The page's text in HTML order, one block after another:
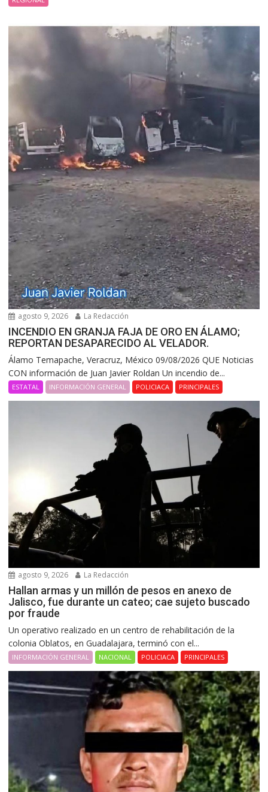
agosto 9, 2026 La Redacción
INCENDIO EN GRANJA FAJA DE ORO EN ÁLAMO;
REPORTAN DESAPARECIDO AL VELADOR.
Álamo Temapache, Veracruz, México 09/08/2026 QUE Noticias
CON información de Juan Javier Roldan Un incendio de...
ESTATAL INFORMACIÓN GENERAL POLICIACA PRINCIPALES
agosto 9, 2026 La Redacción
Hallan armas y un millón de pesos en anexo de
Jalisco, fue durante un cateo; cae sujeto buscado
por fraude
Un operativo realizado en un centro de rehabilitación de la
colonia Oblatos, en Guadalajara, terminó con el...
INFORMACIÓN GENERAL NACIONAL POLICIACA PRINCIPALES